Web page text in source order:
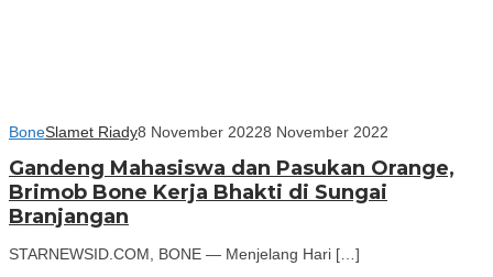
BoneSlamet Riady8 November 20228 November 2022
Gandeng Mahasiswa dan Pasukan Orange,
Brimob Bone Kerja Bhakti di Sungai
Branjangan
STARNEWSID.COM, BONE — Menjelang Hari […]